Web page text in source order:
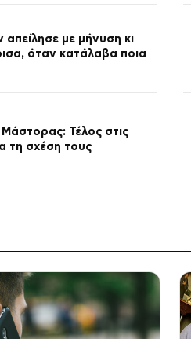
με μήνυση κι
όταν κατάλαβα ποια
Τέλος στις
τη σχέση τους